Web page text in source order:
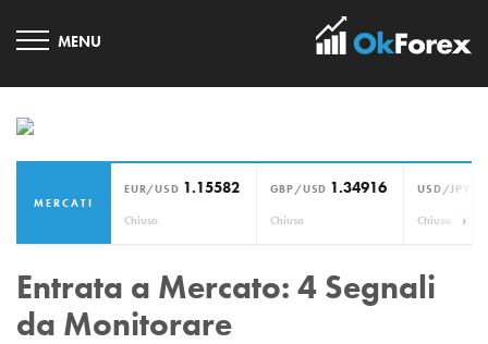
MERCATI
EUR/USD 1.15582
Chiuso
GBP/USD 1.34916
Chiuso
USD/JPY
Chiuso ›
Entrata a Mercato: 4 Segnali
da Monitorare